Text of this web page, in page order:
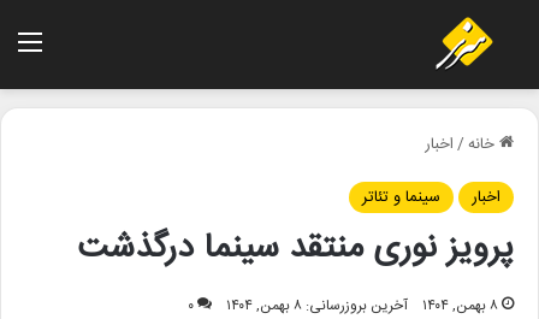
خانه/اخبار
اخبار
سینما و تئاتر
پرویز نوری منتقد سینما درگذشت
۸ بهمن, ۱۴۰۴ آخرین بروزرسانی: ۸ بهمن, ۱۴۰۴ ۰